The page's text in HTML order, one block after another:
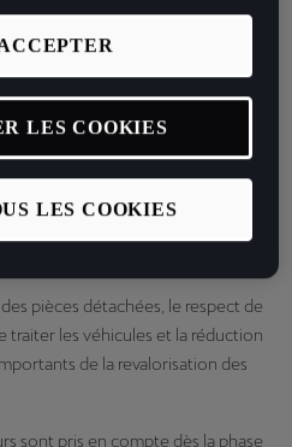
adaptée des véhicules et de leurs
pièces détachées, le respect de
traiter les véhicules et la réduction
de la revalorisation des
sont pris en compte dès la phase
LES COOKIES
LES COOKIES